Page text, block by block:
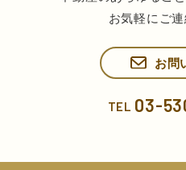
お気軽にご
お問
TEL 03-